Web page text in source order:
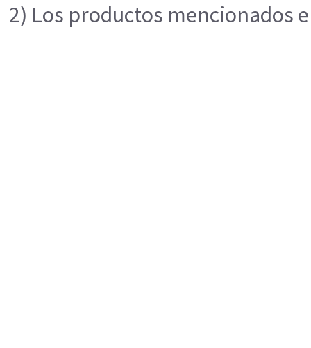
2) Los productos mencionados